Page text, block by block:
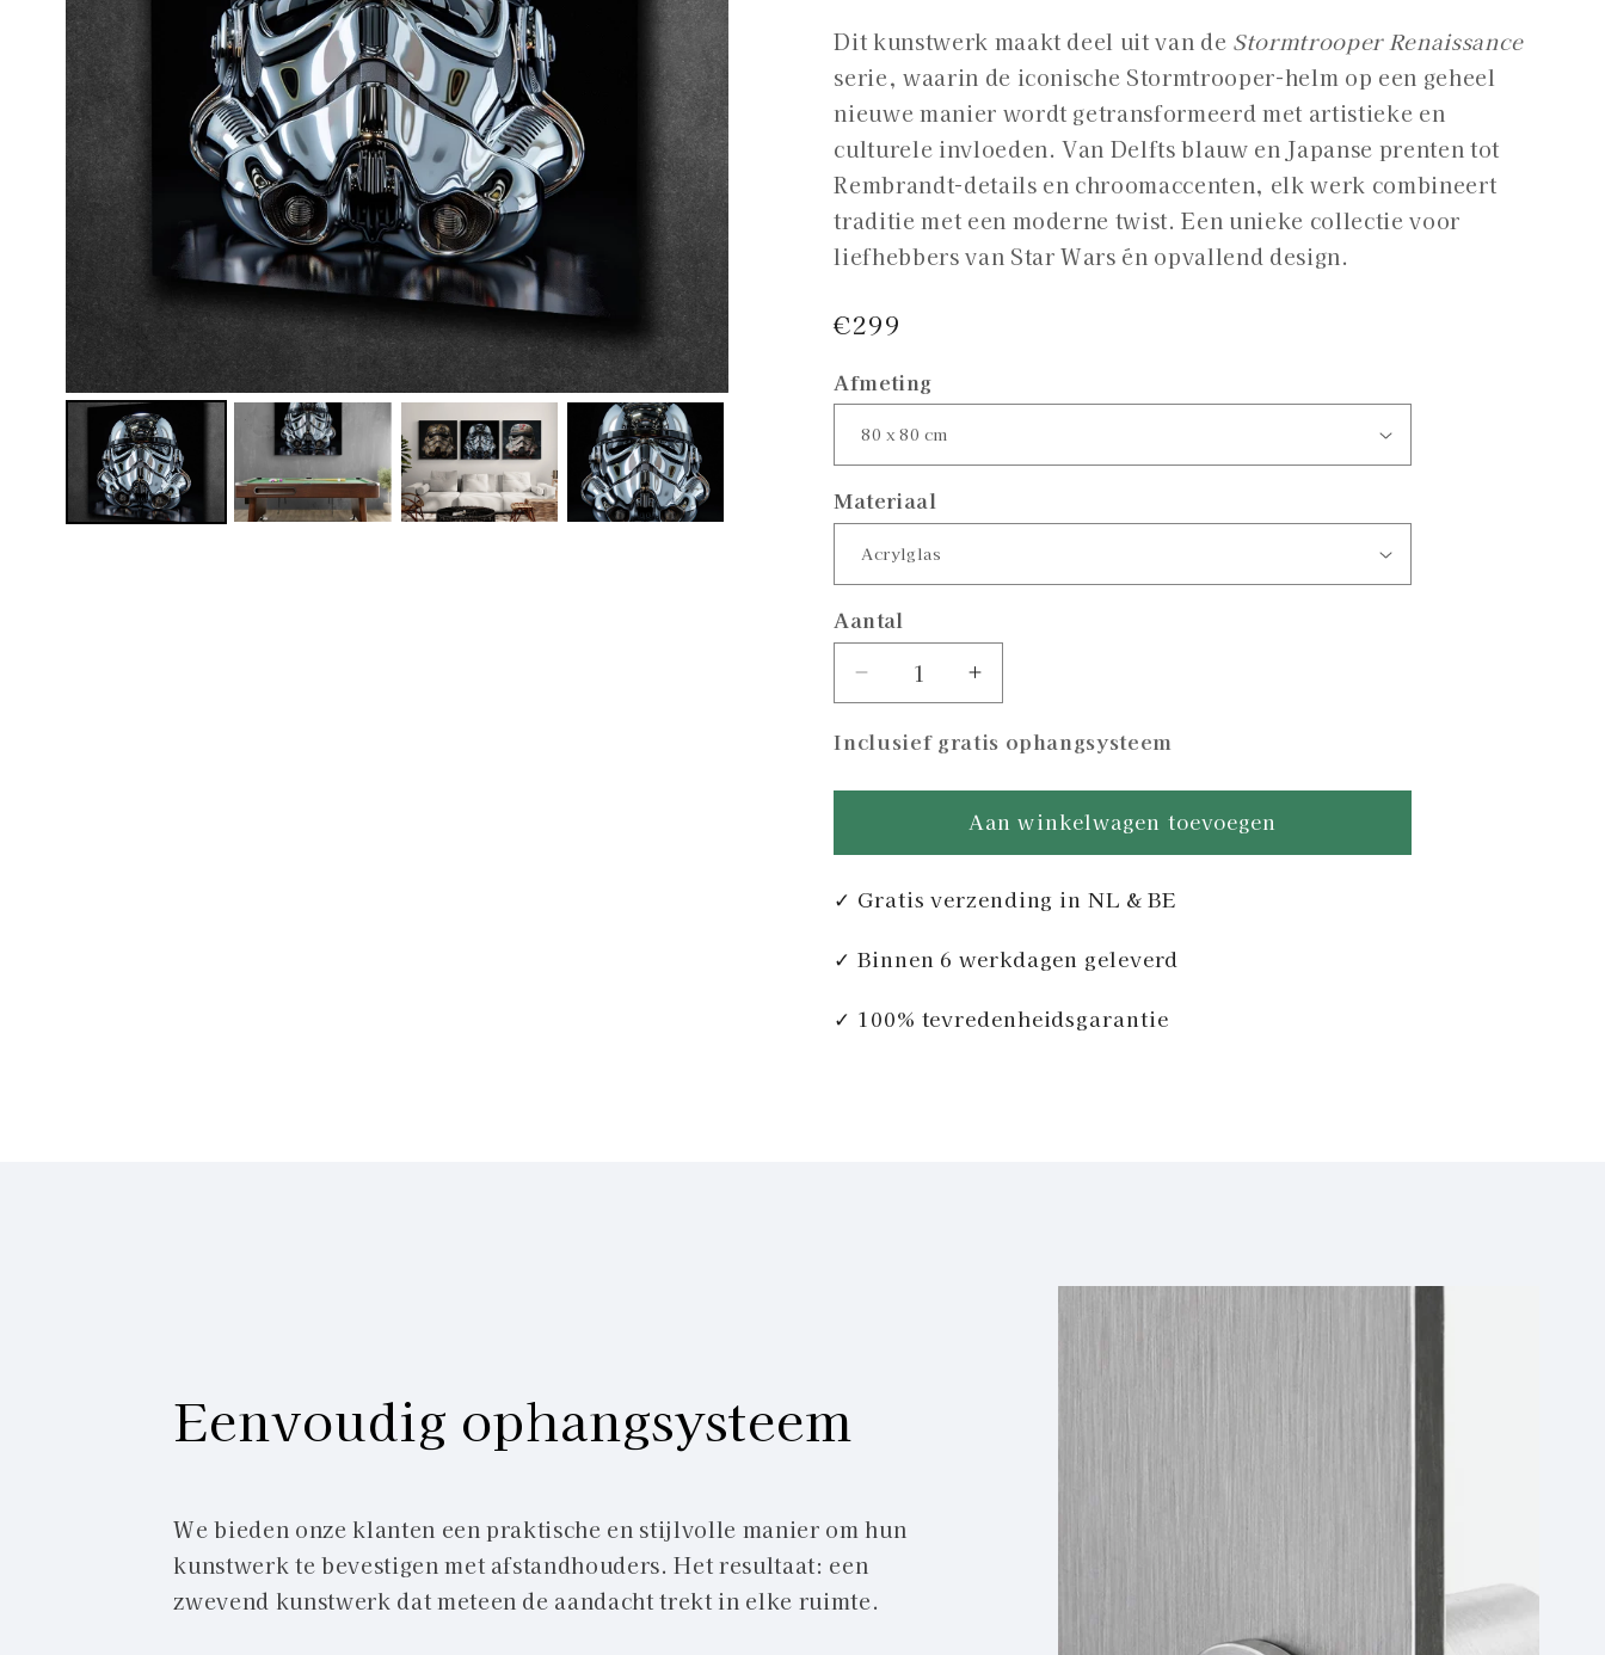
i
o
Dit kunstwerk maakt deel uit van de Stormtrooper Renaissance
serie, waarin de iconische Stormtrooper-helm op een geheel
nieuwe manier wordt getransformeerd met artistieke en
culturele invloeden. Van Delfts blauw en Japanse prenten tot
Rembrandt-details en chroomaccenten, elk werk combineert
traditie met een moderne twist. Een unieke collectie voor
liefhebbers van Star Wars én opvallend design.
Normale
€299
Afmeting
Materiaal
Aantal
Aantal
verlagen
voor
Renaissance
Chrome
Aantal
verhogen
voor
Renaissance
-
Chrome
Inclusief gratis ophangsysteem
Aan winkelwagen toevoegen
✓ Gratis verzending in NL & BE
✓ Binnen 6 werkdagen geleverd
✓ 100% tevredenheidsgarantie
Eenvoudig ophangsysteem
We bieden onze klanten een praktische en stijlvolle manier om hun
kunstwerk te bevestigen met afstandhouders. Het resultaat: een
zwevend kunstwerk dat meteen de aandacht trekt in elke ruimte.